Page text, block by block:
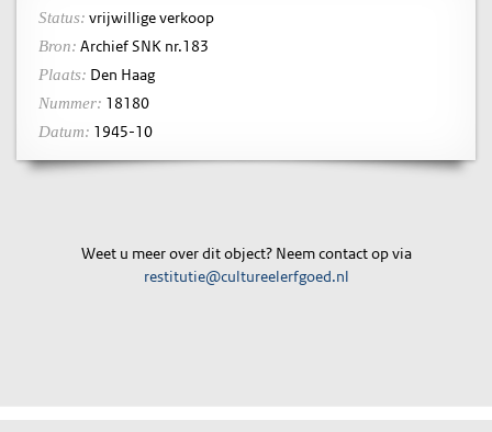
Status: vrijwillige verkoop
Bron: Archief SNK nr.183
Plaats: Den Haag
Nummer: 18180
Datum: 1945-10
Weet u meer over dit object? Neem contact op via
restitutie@cultureelerfgoed.nl